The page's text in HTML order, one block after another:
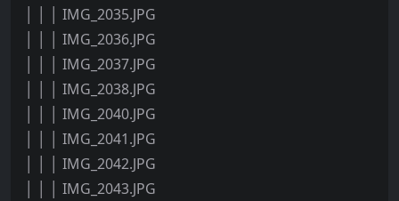
│ │ │ IMG_2035.JPG
│ │ │ IMG_2036.JPG
│ │ │ IMG_2037.JPG
│ │ │ IMG_2038.JPG
│ │ │ IMG_2040.JPG
│ │ │ IMG_2041.JPG
│ │ │ IMG_2042.JPG
│ │ │ IMG_2043.JPG